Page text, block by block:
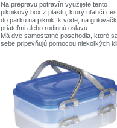
Na prepravu potravín využijete tento
piknikový box z plastu, ktorý uľahčí
do parku na piknik, k vode, na
priateľmi alebo rodinnú oslavu.
Má dve samostatné poschodia, ktoré
sebe pripevňujú pomocou niekoľkých
držadlami, ktoré umožňujú pohodlné
nosenie boxu.
Materiál: plast